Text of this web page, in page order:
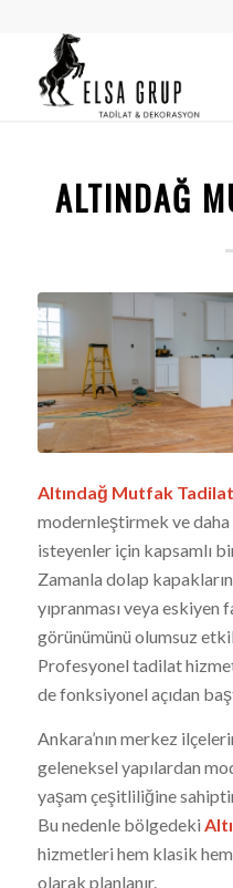
ALTINDAĞ
Altındağ Mutfak Tadilat
modernleştirmek ve
isteyenler için kapsamlı
Zamanla dolap
yıpranması veya eskiyen
görünümünü olumsuz
Profesyonel tadilat
de fonksiyonel açıdan
Ankara’nın merkez
geleneksel yapılardan
yaşam çeşitliliğine
Bu nedenle bölgedeki
hizmetleri hem klasik
olarak planlanır.